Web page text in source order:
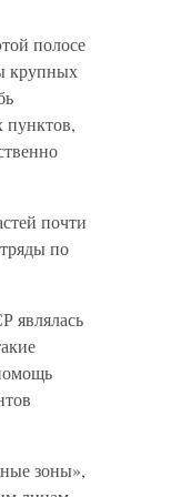
полосе
крупных
пунктов,
почти
по
являлась
зоны»,